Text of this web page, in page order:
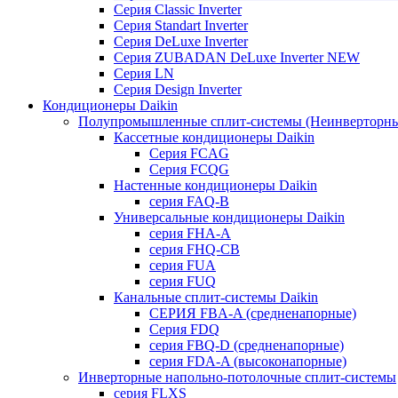
Серия Classic Inverter
Серия Standart Inverter
Серия DeLuxe Inverter
Серия ZUBADAN DeLuxe Inverter NEW
Серия LN
Серия Design Inverter
Кондиционеры Daikin
Полупромышленные сплит-системы
Кассетные кондиционеры Daikin
Серия FCAG
Серия FCQG
Настенные кондиционеры Daikin
серия FAQ-B
Универсальные кондиционеры Daikin
серия FHA-A
серия FHQ-CB
серия FUA
серия FUQ
Канальные сплит-системы Daikin
СЕРИЯ FBA-A (средненапорные)
Серия FDQ
серия FBQ-D (средненапорные)
серия FDA-A (высоконапорные)
Инверторные напольно-потолочные сплит-системы
серия FLXS